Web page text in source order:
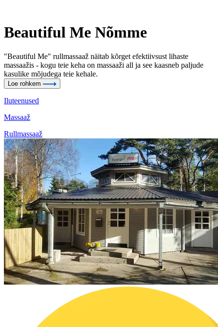
Beautiful Me Nõmme
"Beautiful Me" rullmassaaž näitab kõrget efektiivsust lihaste
massaažis - kogu teie keha on massaaži all ja see kaasneb paljude
kasulike mõjudega teie kehale.
Loe rohkem
Iluteenused
Massaaž
Rullmassaaž